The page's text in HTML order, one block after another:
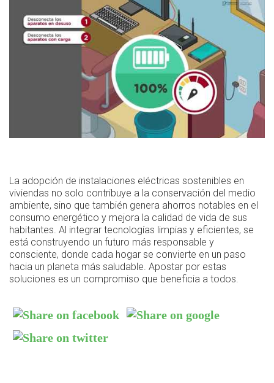
La adopción de instalaciones eléctricas sostenibles en
viviendas no solo contribuye a la conservación del medio
ambiente, sino que también genera ahorros notables en el
consumo energético y mejora la calidad de vida de sus
habitantes. Al integrar tecnologías limpias y eficientes, se
está construyendo un futuro más responsable y
consciente, donde cada hogar se convierte en un paso
hacia un planeta más saludable. Apostar por estas
soluciones es un compromiso que beneficia a todos.